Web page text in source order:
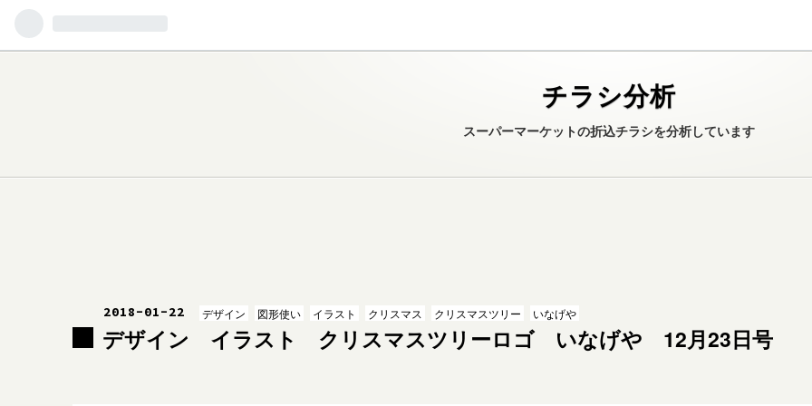
チラシ分析
スーパーマーケットの折込チラシを分析しています
2018-01-22
デザイン イラスト クリスマスツリーロゴ いなげや 12月23日号
デザイン 図形使い イラスト クリスマス クリスマスツリー いなげや